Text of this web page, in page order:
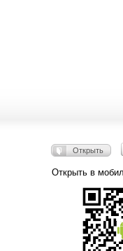
Открыть
Открыть в